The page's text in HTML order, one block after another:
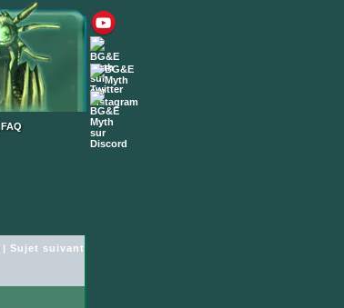
FAQ
| Sujet suivant